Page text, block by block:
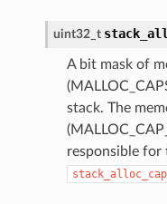
uint32_t
A bit mask of
stack. The
responsible for